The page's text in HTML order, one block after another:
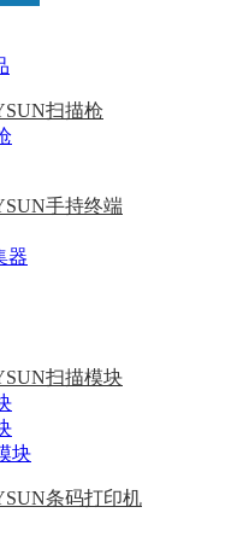
扫描枪
手持终端
器
扫描模块
块
条码打印机